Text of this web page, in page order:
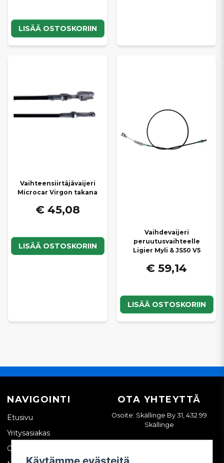
LISÄÄ OSTOSKORIIN
Vaihteensiirtäjävaijeri
Microcar Virgon takana
€ 45,08
LISÄÄ OSTOSKORIIN
Vaihdevaijeri
peruutusvaihteelle
Ligier Myli & JS50 V5
€ 59,14
LISÄÄ OSTOSKORIIN
NAVIGOINTI
Etusivu
Yritysasiakas
Ota yhteyttä
OTA YHTEYTTÄ
Osoite: Skällinge By 31, 432 99
Skällinge